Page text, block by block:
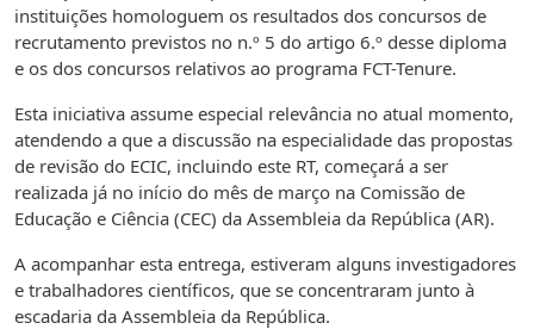
instituições homologuem os resultados dos concursos de
recrutamento previstos no n.º 5 do artigo 6.º desse diploma
e os dos concursos relativos ao programa FCT-Tenure.
Esta iniciativa assume especial relevância no atual momento,
atendendo a que a discussão na especialidade das propostas
de revisão do ECIC, incluindo este RT, começará a ser
realizada já no início do mês de março na Comissão de
Educação e Ciência (CEC) da Assembleia da República (AR).
A acompanhar esta entrega, estiveram alguns investigadores
e trabalhadores científicos, que se concentraram junto à
escadaria da Assembleia da República.